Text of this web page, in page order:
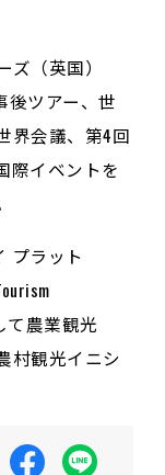
（英国）
後ツアー、世
界会議、第4回
際イベントを
プラット
て農業観光
村観光イニシ